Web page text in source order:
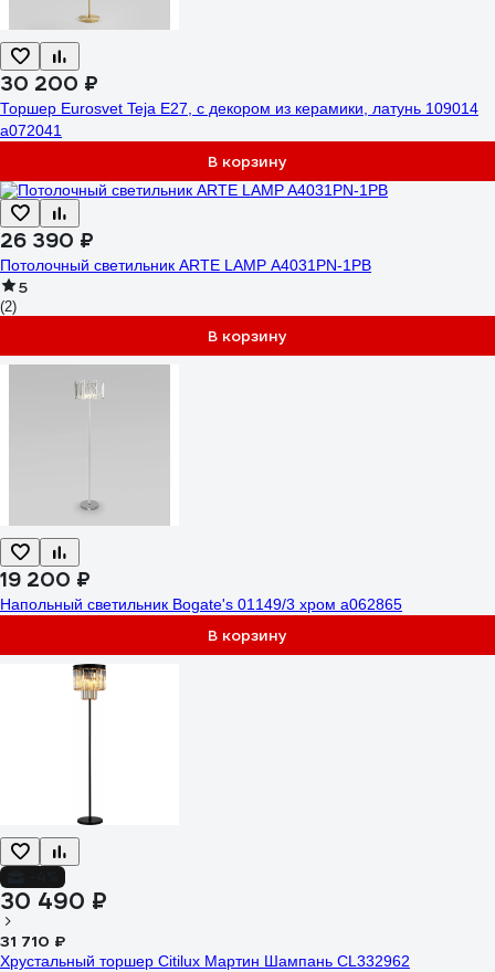
30 200 ₽
Торшер Eurosvet Teja E27, с декором из керамики, латунь 109014
a072041
В корзину
26 390 ₽
Потолочный светильник ARTE LAMP A4031PN-1PB
5
(2)
В корзину
19 200 ₽
Напольный светильник Bogate's 01149/3 хром a062865
В корзину
30 490 ₽
31 710 ₽
Хрустальный торшер Citilux Мартин Шампань CL332962